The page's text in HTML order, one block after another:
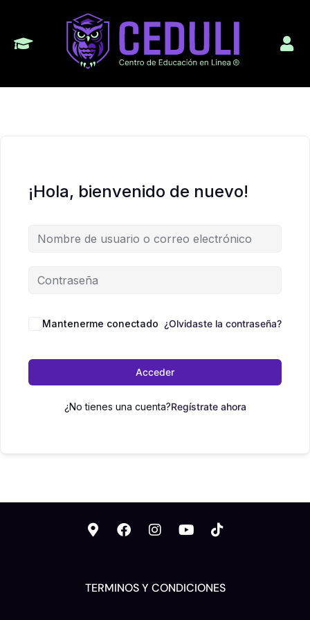
¡Hola, bienvenido de nuevo!
Mantenerme conectado ¿Olvidaste la contraseña?
Acceder
¿No tienes una cuenta?Regístrate ahora
TERMINOS Y CONDICIONES